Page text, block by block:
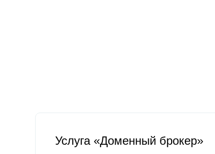
Услуга «Доменный брокер»